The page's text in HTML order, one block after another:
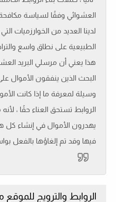
العشوائي وفقًا لسياسة مكافحة
لدينا العديد من الخوارزميات
الطبيعية على نطاق واسع
هذا يعني أن مرسلي البريد
البحث الذين ينفقون الأموال
وسيلة لمعرفة ما إذا كانت
الروابط تستحق العناء حقًا ،
يهدرون الأموال في إنشاء كل
فيها وقد تم إلغاؤها بالفعل
الروابط والترويج للموقع